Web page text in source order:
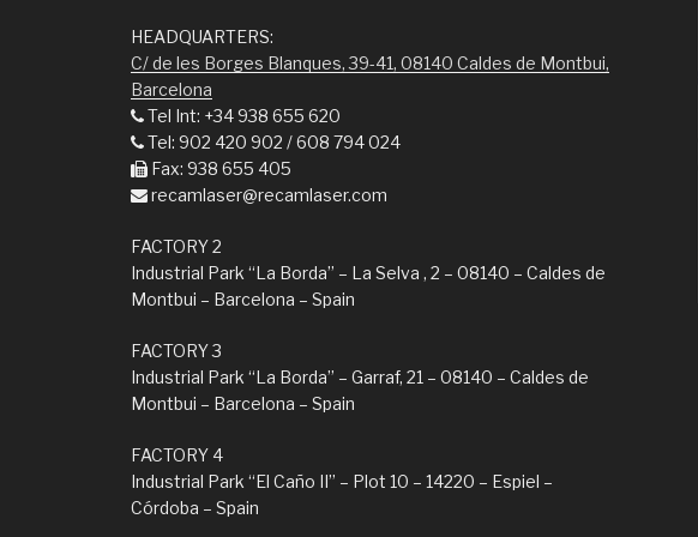
HEADQUARTERS:
C/ de les Borges Blanques, 39-41, 08140 Caldes de Montbui,
Barcelona
Tel Int: +34 938 655 620
Tel: 902 420 902 / 608 794 024
Fax: 938 655 405
recamlaser@recamlaser.com
FACTORY 2
Industrial Park “La Borda” – La Selva , 2 – 08140 – Caldes de
Montbui – Barcelona – Spain
FACTORY 3
Industrial Park “La Borda” – Garraf, 21 – 08140 – Caldes de
Montbui – Barcelona – Spain
FACTORY 4
Industrial Park “El Caño II” – Plot 10 – 14220 – Espiel –
Córdoba – Spain